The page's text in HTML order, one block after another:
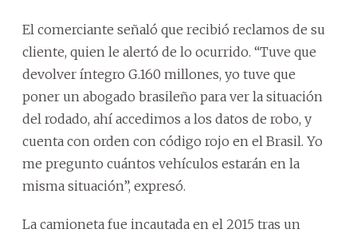
El comerciante señaló que recibió reclamos de su
cliente, quien le alertó de lo ocurrido. “Tuve que
devolver íntegro G.160 millones, yo tuve que
poner un abogado brasileño para ver la situación
del rodado, ahí accedimos a los datos de robo, y
cuenta con orden con código rojo en el Brasil. Yo
me pregunto cuántos vehículos estarán en la
misma situación”, expresó.
La camioneta fue incautada en el 2015 tras un